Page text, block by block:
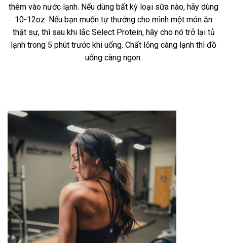
thêm vào nước lạnh. Nếu dùng bất kỳ loại sữa nào, hãy dùng
10-12oz. Nếu bạn muốn tự thưởng cho mình một món ăn
thật sự, thì sau khi lắc Select Protein, hãy cho nó trở lại tủ
lạnh trong 5 phút trước khi uống. Chất lỏng càng lạnh thì đồ
uống càng ngon.